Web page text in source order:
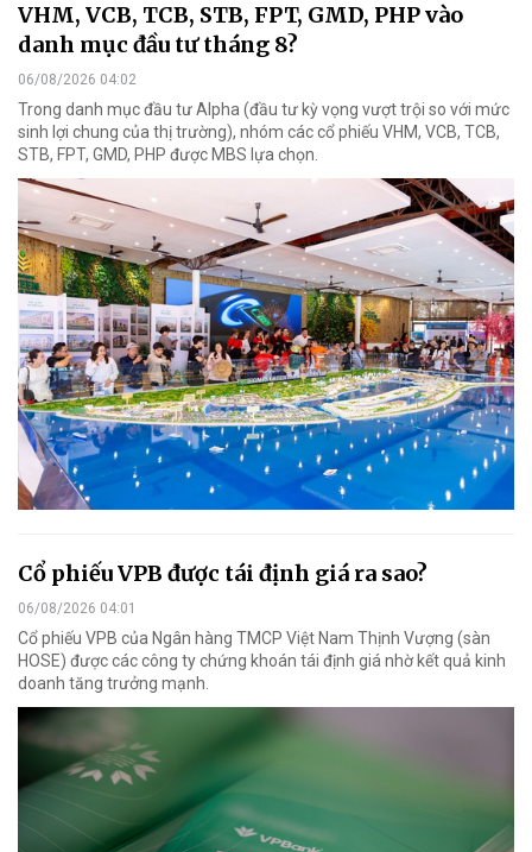
VHM, VCB, TCB, STB, FPT, GMD, PHP vào
danh mục đầu tư tháng 8?
06/08/2026 04:02
Trong danh mục đầu tư Alpha (đầu tư kỳ vọng vượt trội so với mức
sinh lợi chung của thị trường), nhóm các cổ phiếu VHM, VCB, TCB,
STB, FPT, GMD, PHP được MBS lựa chọn.
Cổ phiếu VPB được tái định giá ra sao?
06/08/2026 04:01
Cổ phiếu VPB của Ngân hàng TMCP Việt Nam Thịnh Vượng (sàn
HOSE) được các công ty chứng khoán tái định giá nhờ kết quả kinh
doanh tăng trưởng mạnh.